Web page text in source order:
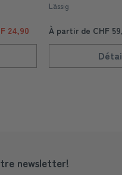
24,90
Lässig
À partir de CHF
newsletter!